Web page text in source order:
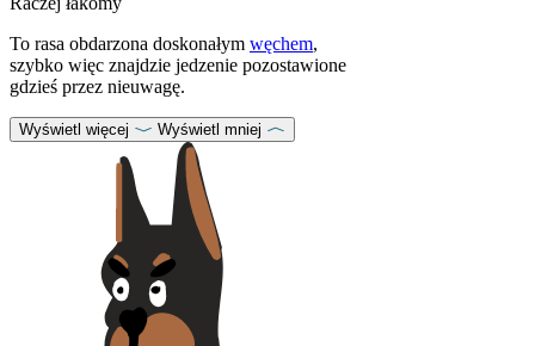
To rasa obdarzona doskonałym węchem,
szybko więc znajdzie jedzenie pozostawione
gdzieś przez nieuwagę.
Wyświetl więcej Wyświetl mniej